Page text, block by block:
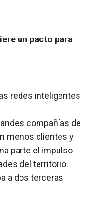
un pacto para
redes inteligentes
compañías de
menos clientes y
parte el impulso
del territorio.
a dos terceras